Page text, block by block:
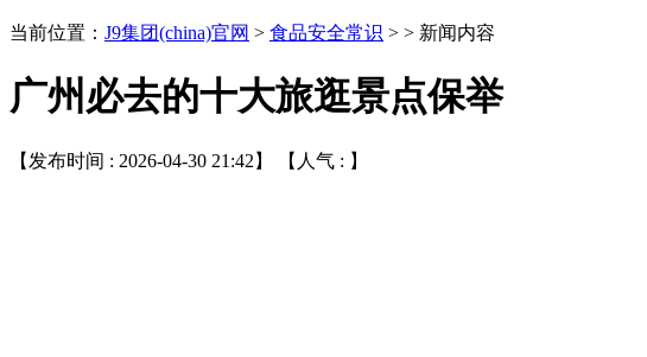
当前位置： J9集团(china)官网 > 食品安全常识 > > 新闻内容
广州必去的十大旅逛景点保举
【发布时间 : 2026-04-30 21:42】 【人气 : 】